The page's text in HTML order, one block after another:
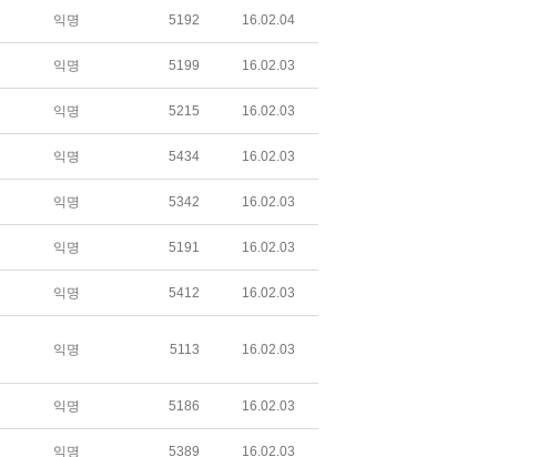
익명 5192 16.02.04
익명 5199 16.02.03
익명 5215 16.02.03
익명 5434 16.02.03
익명 5342 16.02.03
익명 5191 16.02.03
익명 5412 16.02.03
익명 5113 16.02.03
익명 5186 16.02.03
익명 5389 16.02.03